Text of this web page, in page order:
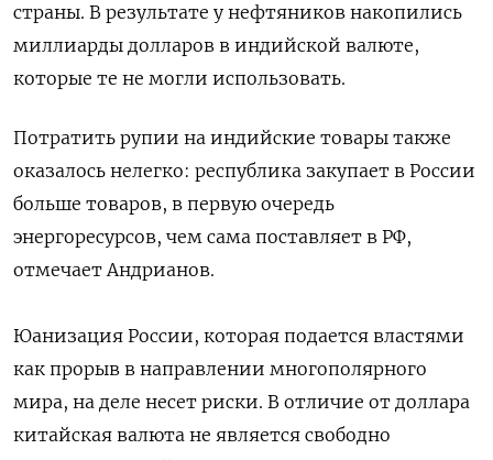
страны. В результате у нефтяников накопились
миллиарды долларов в индийской валюте,
которые те не могли использовать.
Потратить рупии на индийские товары также
оказалось нелегко: республика закупает в России
больше товаров, в первую очередь
энергоресурсов, чем сама поставляет в РФ,
отмечает Андрианов.
Юанизация России, которая подается властями
как прорыв в направлении многополярного
мира, на деле несет риски. В отличие от доллара
китайская валюта не является свободно